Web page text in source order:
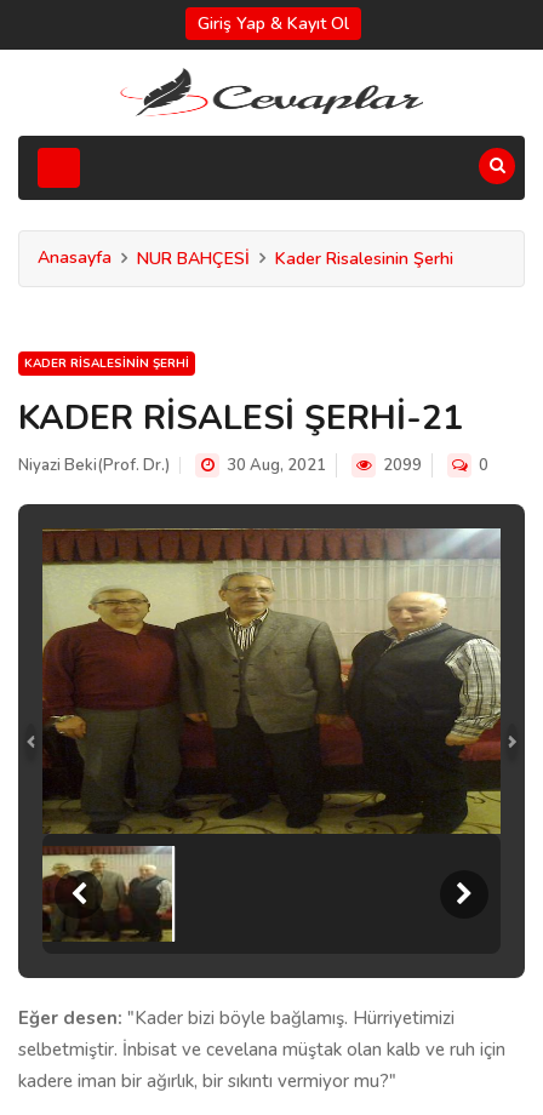
Giriş Yap & Kayıt Ol
Anasayfa NUR BAHÇESİ Kader Risalesinin Şerhi
KADER RISALESININ ŞERHI
KADER RİSALESİ ŞERHİ-21
Niyazi Beki(Prof. Dr.) 30 Aug, 2021 2099 0
Eğer desen: "Kader bizi böyle bağlamış. Hürriyetimizi
selbetmiştir. İnbisat ve cevelana müştak olan kalb ve ruh için
kadere iman bir ağırlık, bir sıkıntı vermiyor mu?"